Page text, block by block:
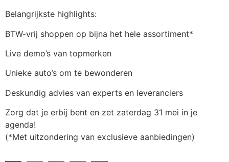
Belangrijkste highlights:
BTW-vrij shoppen op bijna het hele assortiment*
Live demo’s van topmerken
Unieke auto’s om te bewonderen
Deskundig advies van experts en leveranciers
Zorg dat je erbij bent en zet zaterdag 31 mei in je
agenda!
(*Met uitzondering van exclusieve aanbiedingen)